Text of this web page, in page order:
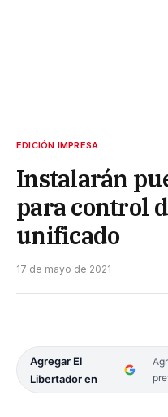
EDICIÓN IMPRESA
Instalarán
para control
unificado
17 de mayo de 2021
Agregar El
Libertador en